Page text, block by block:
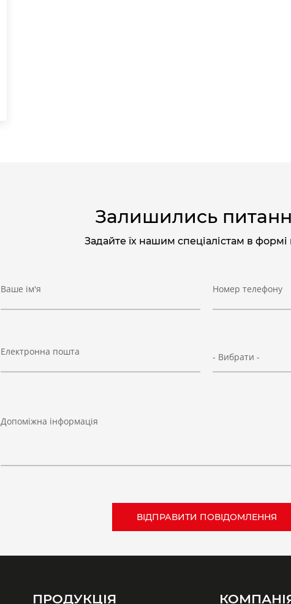
Залишились
Задайте їх нашим спеціалістам в
Ваше ім'я Номер телефону
Електронна пошта - Вибрати -
Допоміжна інформація
ПРОДУКЦІЯ